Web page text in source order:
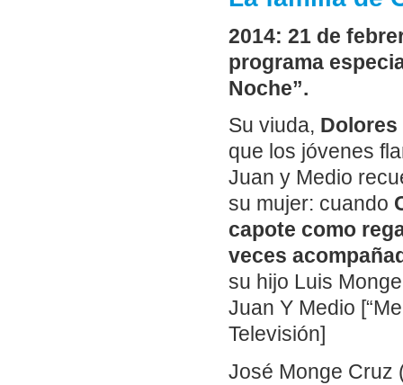
2014: 21 de
programa
Noche”.
Su viuda,
que los jóvenes
Juan y Medio
su mujer: cuando
capote como
veces
su hijo Luis
Juan Y Medio
Televisión]
José Monge Cruz